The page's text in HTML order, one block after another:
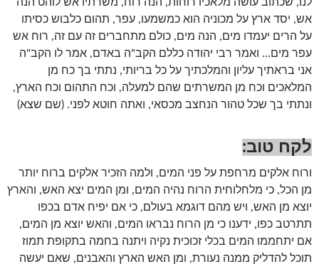
אש, יסד ארץ על מכוניה הוא כמשמעו, עפר, תהום כלבוש כסיתו
על הרים יעמדו מים, הנה מים, כולם מתחברים זה עם זה, רוח אש
עפר מים… ואמר רבי יהודה כללם הקב"ה באדם, אמר לו הקב"ה
אני בראתיך עליון והמלכתיך על כל בריותי, נתתי בך כח מן
המלאכים וכח מן המשרתים שהם למעלה, וכח התהום וכח הארץ,
ונתתי בך שכל טהור הנחצב מכסאי, ואתה חוטא לפני. (שם שצא)
לקח טוב:
ורוח אלקים מרחפת על פני המים, ולמה הזכיר אלקים ברוח יותר
מן הכל, כי מלחלוחית הרוח נהיה המים, ומן המים יצא האש, והארץ
יוצא מן האש, ויש מהם דוגמא בעולם, כי אם יפיח אדם בכפו
תתרטב כפו, ידענו כי מן הרוח נבראו המים, והאש יוצא מן המים,
אם יתחממו המים בכלי זכוכית נקיה ויתנה בחמה בתקופת תמוז
תוכל להדליק ממנה נעורת, ומן האש הארץ והאבנים, שאם יעשה